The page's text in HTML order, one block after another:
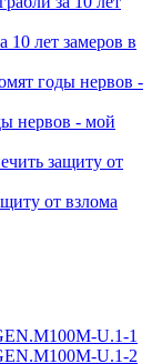
10 лет замеров в
нервов - мой
от взлома